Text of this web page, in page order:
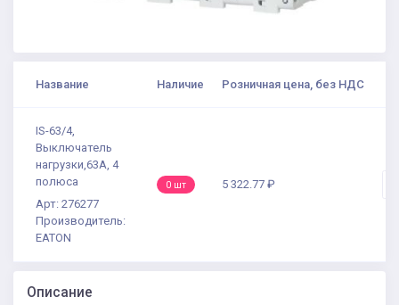
Название Наличие Розничная цена, без НДС
IS-63/4,
Выключатель
нагрузки,63А, 4
полюса
Арт: 276277
Производитель:
EATON
0 шт 5 322.77 ₽
Описание